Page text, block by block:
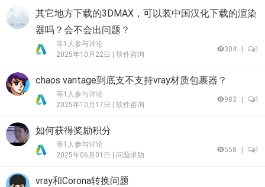
其它地方下载的3DMAX，可以装中国汉化下载的渲染
器吗？会不会出问题？
等1人参与讨论
2025年10月22日 | 软件咨询
304 1
chaos vantage到底支不支持vray材质包裹器？
等1人参与讨论
2025年10月17日 | 软件咨询
983 1
如何获得奖励积分
等1人参与讨论
2025年06月01日 | 问题求助
558 1
vray和Corona转换问题